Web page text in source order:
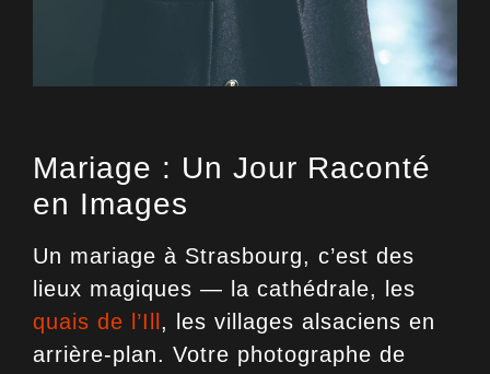
Mariage : Un Jour Raconté
en Images
Un mariage à Strasbourg, c’est des
lieux magiques — la cathédrale, les
quais de l’Ill , les villages alsaciens en
arrière-plan. Votre photographe de